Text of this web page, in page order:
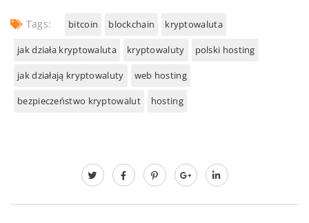
Tags: bitcoin blockchain kryptowaluta
jak działa kryptowaluta kryptowaluty polski hosting
jak działają kryptowaluty web hosting
bezpieczeństwo kryptowalut hosting